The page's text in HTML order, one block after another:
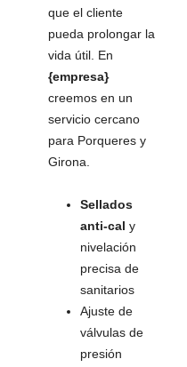
que el cliente
pueda prolongar la
vida útil. En
{empresa}
creemos en un
servicio cercano
para Porqueres y
Girona.
Sellados
anti-cal y
nivelación
precisa de
sanitarios
Ajuste de
válvulas de
presión